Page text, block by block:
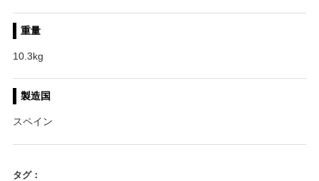
重量
10.3kg
製造国
スペイン
タグ：